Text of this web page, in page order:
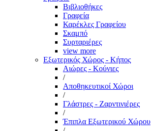
Βιβλιοθήκες
Γραφεία
Καρέκλες Γραφείου
Σκαμπό
Συρταριέρες
view more
Εξωτερικός Χώρος - Κήπος
Αιώρες - Κούνιες
/
Αποθηκευτικοί Χώροι
/
Γλάστρες - Ζαρντινιέρες
/
Έπιπλα Εξωτερικού Χώρου